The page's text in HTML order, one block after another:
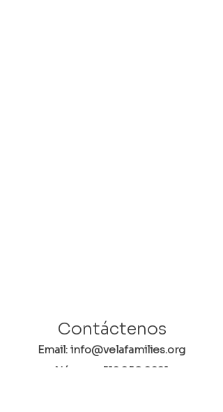
Contáctenos
Email: info@velafamilies.org
Número:
512.850.8281